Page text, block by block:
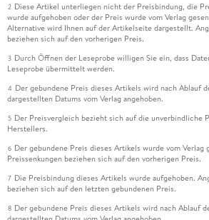
2 Diese Artikel unterliegen nicht der Preisbindung, die
wurde aufgehoben oder der Preis wurde vom Verlag
Alternative wird Ihnen auf der Artikelseite dargestellt.
beziehen sich auf den vorherigen Preis.
3 Durch Öffnen der Leseprobe willigen Sie ein, dass
Leseprobe übermittelt werden.
4 Der gebundene Preis dieses Artikels wird nach Ablauf
dargestellten Datums vom Verlag angehoben.
5 Der Preisvergleich bezieht sich auf die unverbindliche
Herstellers.
6 Der gebundene Preis dieses Artikels wurde vom Verlag
Preissenkungen beziehen sich auf den vorherigen Preis.
7 Die Preisbindung dieses Artikels wurde aufgehoben.
beziehen sich auf den letzten gebundenen Preis.
8 Der gebundene Preis dieses Artikels wird nach Ablauf